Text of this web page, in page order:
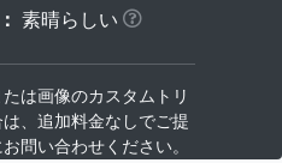
素晴らしい
は画像のカスタムトリ
、追加料金なしでご提
問い合わせください。